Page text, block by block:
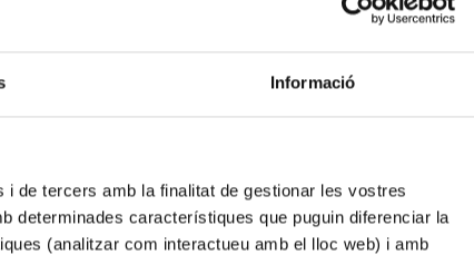
Informació
de tercers amb la finalitat de gestionar les vostres
determinades característiques que puguin diferenciar la
(analitzar com interactueu amb el lloc web) i amb
del llibre 'Vidas de artistas y
narrativas biográficas'
Entre la cort i
biogràfics del